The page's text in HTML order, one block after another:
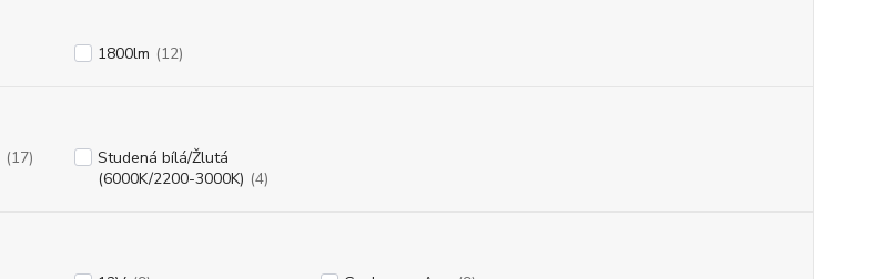
1800lm (12)
(17)
Studená bílá/Žlutá
(6000K/2200-3000K) (4)